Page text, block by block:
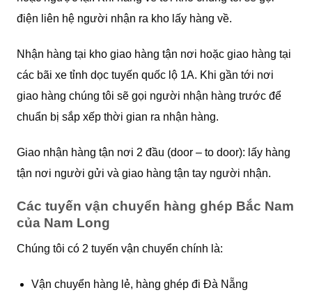
điện liên hệ người nhận ra kho lấy hàng về.
Nhận hàng tại kho giao hàng tận nơi hoặc giao hàng tại
các bãi xe tỉnh dọc tuyến quốc lộ 1A. Khi gần tới nơi
giao hàng chúng tôi sẽ gọi người nhận hàng trước để
chuẩn bị sắp xếp thời gian ra nhận hàng.
Giao nhận hàng tận nơi 2 đầu (door – to door): lấy hàng
tận nơi người gửi và giao hàng tận tay người nhận.
Các tuyến vận chuyển hàng ghép Bắc Nam
của Nam Long
Chúng tôi có 2 tuyến vận chuyển chính là:
Vận chuyển hàng lẻ, hàng ghép đi Đà Nẵng